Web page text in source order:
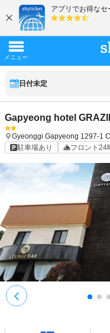
日付未定
Gapyeong hotel
Gyeonggi Gapyeong 1297-1
駐車場あり
フロント24